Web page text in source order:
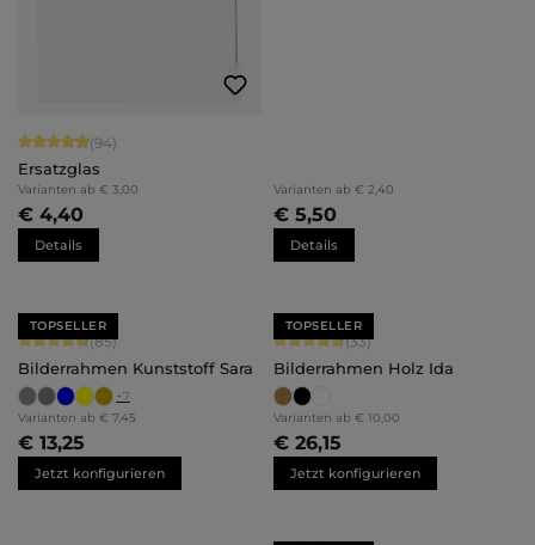
Durchschnittliche Bewertung von 4.94 von 5 Sternen
(94)
Ersatzglas
Varianten ab € 3,00
€ 4,40
Details
Varianten ab € 2,40
€ 5,50
Details
TOPSELLER
Durchschnittliche Bewertung von 4.71 von 5 Sternen
(85)
Bilderrahmen Kunststoff Sara
+7
Varianten ab € 7,45
€ 13,25
Jetzt konfigurieren
TOPSELLER
Durchschnittliche Bewertung von
(33)
Bilderrahmen Holz Ida
Varianten ab € 10,00
€ 26,15
Jetzt konfigurieren